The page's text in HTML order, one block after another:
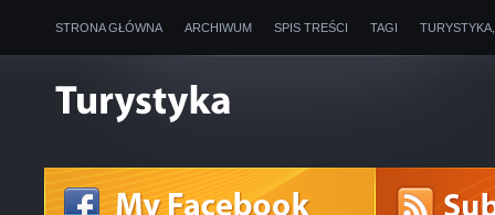
STRONA GŁÓWNA ARCHIWUM SPIS TREŚCI TAGI